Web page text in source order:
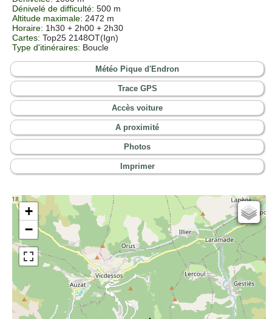
Dénivelé de difficulté: 500 m
Altitude maximale: 2472 m
Horaire: 1h30 + 2h00 + 2h30
Cartes: Top25 2148OT(Ign)
Type d'itinéraires: Boucle
Météo Pique d'Endron
Trace GPS
Accès voiture
A proximité
Photos
Imprimer
+
−
Cartes IGN
Open Topo Map
Open Street Map
ESRI Word Imagery
Photographies aériennes